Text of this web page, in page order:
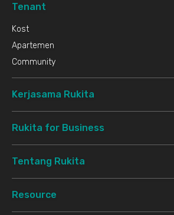
Tenant
Kost
Apartemen
Community
Kerjasama Rukita
Rukita for Business
Tentang Rukita
Resource